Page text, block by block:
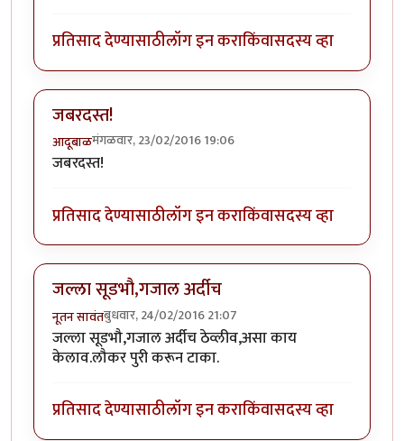
प्रतिसाद देण्यासाठीलॉग इन कराकिंवासदस्य व्हा
जबरदस्त!
आदूबाळमंगळवार, 23/02/2016 19:06
जबरदस्त!
प्रतिसाद देण्यासाठीलॉग इन कराकिंवासदस्य व्हा
जल्ला सूडभौ,गजाल अर्दीच
नूतन सावंतबुधवार, 24/02/2016 21:07
जल्ला सूडभौ,गजाल अर्दीच ठेव्लीव,असा काय
केलाव.लौकर पुरी करून टाका.
प्रतिसाद देण्यासाठीलॉग इन कराकिंवासदस्य व्हा